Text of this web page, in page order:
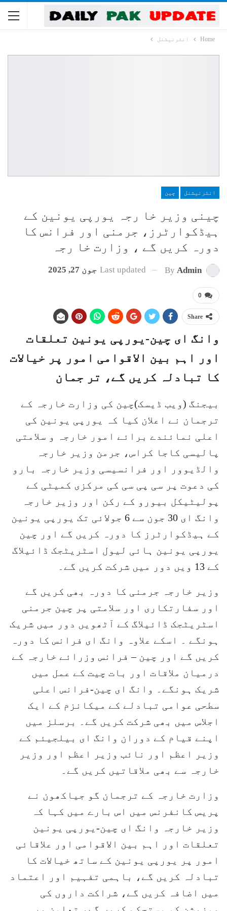
Home انٹرنیشنل
انٹرنیشنل چین
چینی وزیر خا رجہ یورپی یونین کے
ہیڈکوارٹرز، جرمنی اور فرانس کا
دورہ کریں گے ، وزارت خا رجہ
By Admin
Last updated جون 27, 2025
0
Share
وانگ ای چین-یورپی یونین تعلقات
اور اہم بین الاقوامی امور پر خیالات
کا تبادلہ کریں گے، تر جمان
بیجنگ (ویب ڈیسک)چین کی وزارت خارجہ کے
ترجمان نے اعلان کیا کہ یورپی یونین کی
اعلی نمائندے برائے امور خارجہ و سلامتی
پالیسی کاجا کراس، جرمن وزیر خارجہ
والڈیوور اور فرانسیسی وزیر خارجہ بارو
کی دعوت پر سی پی سی کی مرکزی کمیٹی کے
پولیٹیکل بیورو کے رکن اور وزیر خارجہ
وانگ ای 30 جون سے 6 جولائی تک یورپی یونین
کے ہیڈکوارٹرز کا دورہ کریں گے اور چین
یورپی یونین ہائی لیول اسٹریٹجک ڈائیلاگ
کے 13 ویں دور میں شرکت کریں گے۔
وزیر خارجہ جرمنی کا دورہ بھی کریں گے
اور سفارتکاری اور سلامتی پر چین جرمنی
اسٹریٹجک ڈائیلاگ کے آٹھویں دور میں شریک
ہونگے ۔ اسکے علاوہ وانگ ای فرانس کا دورہ
کریں گے اور چین – فرانس وزرائے خارجہ کے
درمیان ملاقات اور بات چیت کے عمل میں
شریک ہونگے۔ وانگ ای چین-فرانس اعلی
سطحی عوامی تبادلے کے میکانزم کے ایک
اجلاس میں بھی شرکت کریں گے۔ برسلز میں
اپنے قیام کے دوران وانگ ای بیلجیئم کے
وزیر اعظم اور نائب وزیر اعظم اور وزیر
خارجہ سے بھی ملاقاتیں کریں گے۔
وزارت خارجہ کے ترجمان گو جیاکھون نے
پریس کانفرنس میں اس بارے میں کہا کہ
وزیر خارجہ وانگ ای چین-یورپی یونین
تعلقات اور اہم بین الاقوامی اور علاقائی
امور پر یورپی یونین کے ساتھ خیالات کا
تبادلہ کریں گے، باہمی تفہیم اور اعتماد
میں اضافہ کریں گے، شراکت داروں کی